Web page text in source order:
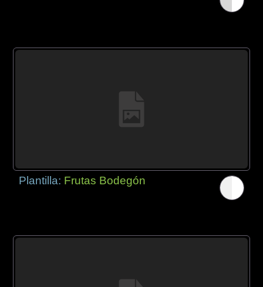
Plantilla: Frutas Bodegón